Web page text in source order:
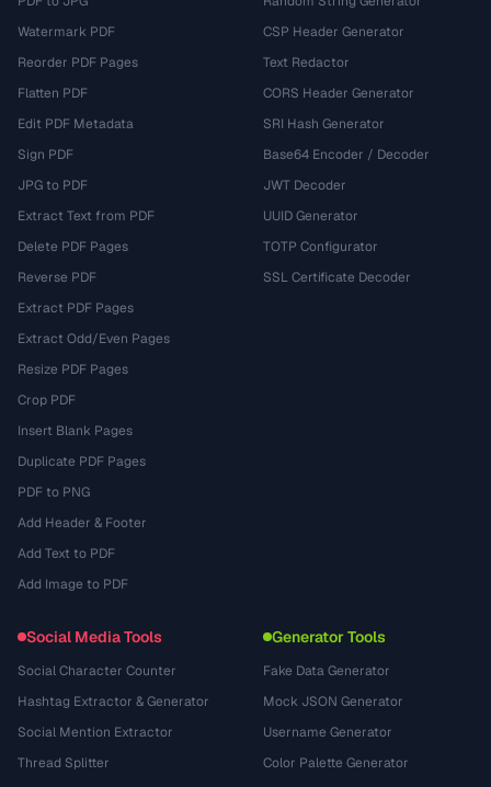
Watermark PDF
Reorder PDF Pages
Flatten PDF
Edit PDF Metadata
Sign PDF
JPG to PDF
Extract Text from PDF
Delete PDF Pages
Reverse PDF
Extract PDF Pages
Extract Odd/Even Pages
Resize PDF Pages
Crop PDF
Insert Blank Pages
Duplicate PDF Pages
PDF to PNG
Add Header & Footer
Add Text to PDF
Add Image to PDF
CSP Header Generator
Text Redactor
CORS Header Generator
SRI Hash Generator
Base64 Encoder / Decoder
JWT Decoder
UUID Generator
TOTP Configurator
SSL Certificate Decoder
Social Media Tools
Social Character Counter
Hashtag Extractor & Generator
Social Mention Extractor
Thread Splitter
Generator Tools
Fake Data Generator
Mock JSON Generator
Username Generator
Color Palette Generator